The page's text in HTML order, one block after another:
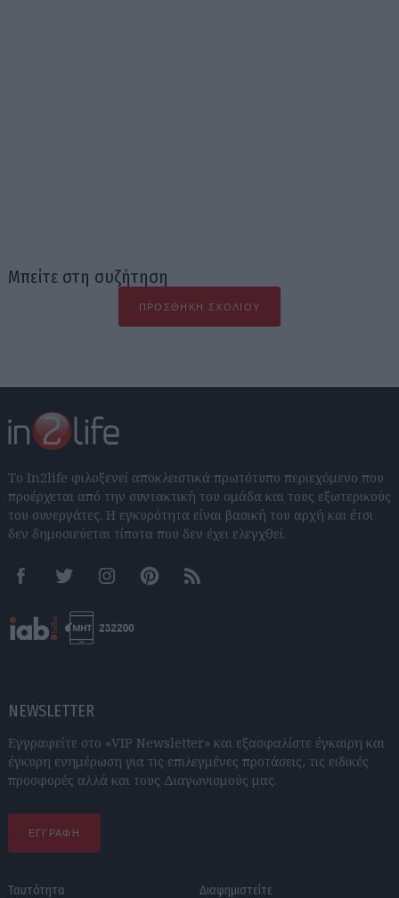
Μπείτε στη συζήτηση
ΠΡΟΣΘΉΚΗ ΣΧΟΛΊΟΥ
Το In2life φιλοξενεί αποκλειστικά πρωτότυπο περιεχόμενο που
προέρχεται από την συντακτική του ομάδα και τους εξωτερικούς
του συνεργάτες. Η εγκυρότητα είναι βασική του αρχή και έτσι
δεν δημοσιεύεται τίποτα που δεν έχει ελεγχθεί.
FacebookTwitter InstagramPinterestRSS feeds
NEWSLETTER
Εγγραφείτε στο «VIP Newsletter» και εξασφαλίστε έγκαιρη και
έγκυρη ενημέρωση για τις επιλεγμένες προτάσεις, τις ειδικές
προσφορές αλλά και τους Διαγωνισμούς μας.
ΕΓΓΡΑΦΗ
Ταυτότητα Διαφημιστείτε